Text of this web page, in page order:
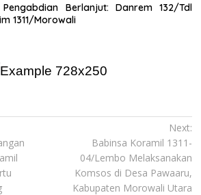
Berlanjut: Danrem 132/Tdl
1311/Morowali
Next:
Babinsa Koramil 1311-
04/Lembo Melaksanakan
Komsos di Desa Pawaaru,
Kabupaten Morowali Utara